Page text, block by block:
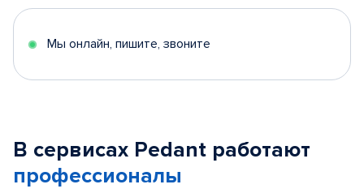
Мы онлайн, пишите, звоните
В сервисах Pedant работают
профессионалы